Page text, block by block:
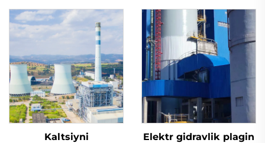
Kaltsiyni
Elektr gidravlik plagin